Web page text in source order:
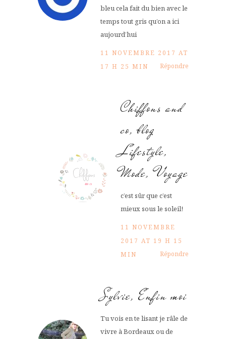
bleu cela fait du bien avec le
temps tout gris qu’on a ici
aujourd’hui
11 NOVEMBRE 2017 AT
17 H 25 MIN
Répondre
Chiffons and
co, blog
Lifestyle,
Mode, Voyage
c’est sûr que c’est
mieux sous le soleil!
11 NOVEMBRE
2017 AT 19 H 15
MIN
Répondre
Sylvie, Enfin moi
Tu vois en te lisant je râle de
vivre à Bordeaux ou de